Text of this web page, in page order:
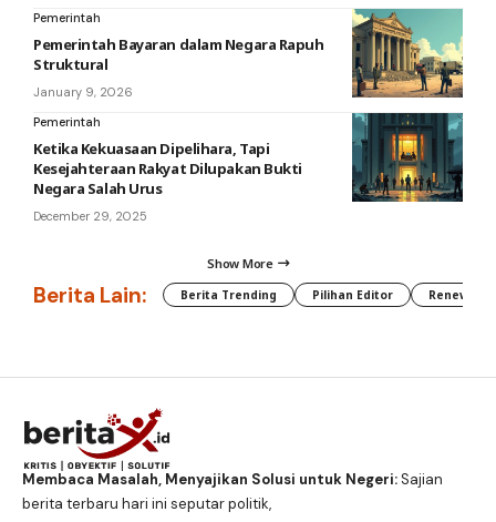
Pemerintah
Pemerintah Bayaran dalam Negara Rapuh
Struktural
January 9, 2026
Pemerintah
Ketika Kekuasaan Dipelihara, Tapi
Kesejahteraan Rakyat Dilupakan Bukti
Negara Salah Urus
December 29, 2025
Show More
Berita Lain: Berita Trending Pilihan Editor
Membaca Masalah, Menyajikan Solusi untuk Negeri:Sajian
berita terbaru hari ini seputar politik,